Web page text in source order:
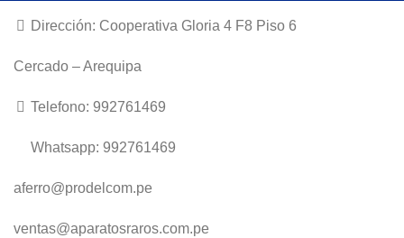
Dirección: Cooperativa Gloria 4 F8 Piso 6
Cercado – Arequipa
Telefono: 992761469
Whatsapp: 992761469
aferro@prodelcom.pe
ventas@aparatosraros.com.pe